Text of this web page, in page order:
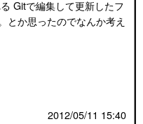
Gitで編集して更新したフ
とか思ったのでなんか考え
2012/05/11 15:40